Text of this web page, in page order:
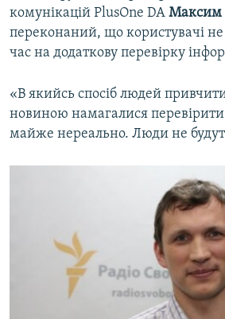
комунікацій PlusOne DA Максим
переконаний, що користувачі
час на додаткову перевірку
«В якийсь спосіб людей
новиною намагалися
майже нереально. Люди не